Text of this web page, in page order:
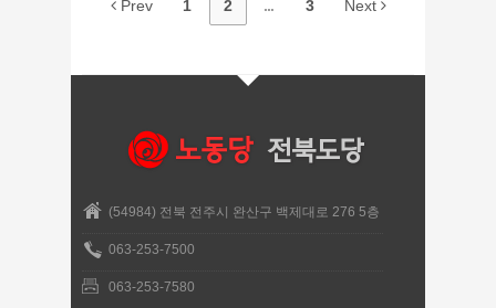
Prev 1 2 ... 3 Next
(54984) 전북 전주시 완산구 백제대로 276 5층
063-253-7500
063-253-7580